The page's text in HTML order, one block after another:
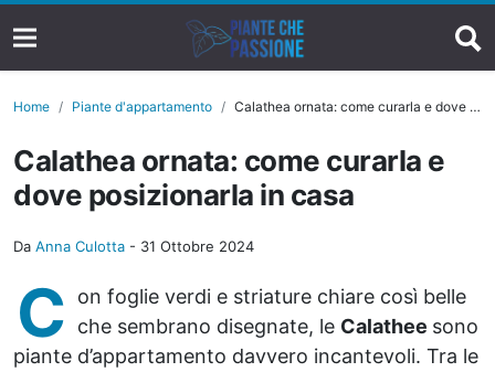
Home Piante d'appartamento Calathea ornata: come curarla e dove posizionarla in casa
Calathea ornata: come curarla e
dove posizionarla in casa
Da Anna Culotta - 31 Ottobre 2024
C
on foglie verdi e striature chiare così belle
che sembrano disegnate, le Calathee sono
piante d’appartamento davvero incantevoli. Tra le